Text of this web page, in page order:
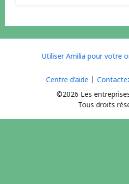
Utiliser Amilia pour votre
©2026 Les
Tous droits
Centre d'aide